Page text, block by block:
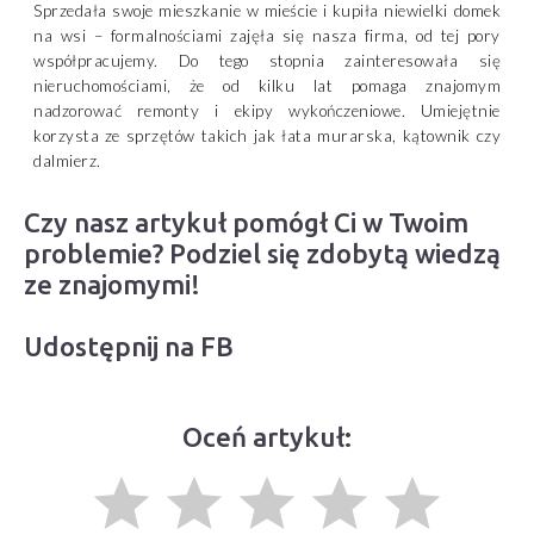
Sprzedała swoje mieszkanie w mieście i kupiła niewielki domek
na wsi – formalnościami zajęła się nasza firma, od tej pory
współpracujemy. Do tego stopnia zainteresowała się
nieruchomościami, że od kilku lat pomaga znajomym
nadzorować remonty i ekipy wykończeniowe. Umiejętnie
korzysta ze sprzętów takich jak łata murarska, kątownik czy
dalmierz.
Czy nasz artykuł pomógł Ci w Twoim
problemie? Podziel się zdobytą wiedzą
ze znajomymi!
Udostępnij na FB
Oceń artykuł:
grade grade grade grade grade